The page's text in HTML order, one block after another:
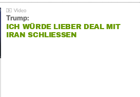
Trump:
ICH WÜRDE LIEBER DEAL MIT
IRAN SCHLIESSEN